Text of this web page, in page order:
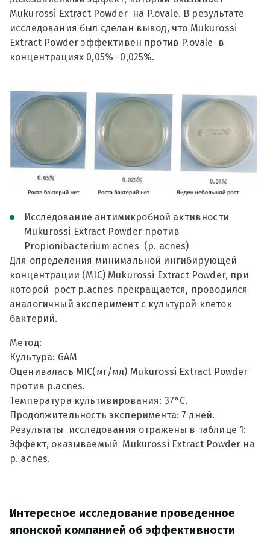
Mukurossi Extract Powder на P.ovale. В результате
исследования был сделан вывод, что Mukurossi
Extract Powder эффективен против P.ovale в
концентрациях 0,05% -0,025%.
Исследование антимикробной активности
Mukurossi Extract Powder против
Propionibacterium acnes (p. acnes)
Для определения минимальной ингибирующей
концентрации (MIC) Mukurossi Extract Powder, при
которой рост p.acnes прекращается, проводился
аналогичный эксперимент с культурой клеток
бактерий.
Метод:
Культура: GAM
Оценивалась MIC(мг/мл) Mukurossi Extract Powder
против p.acnes.
Температура культивирования: 37°C.
Продолжительность эксперимента: 7 дней.
Результаты исследования отражены в таблице 1:
Эффект, оказываемый Mukurossi Extract Powder на
p. acnes.
Интересное исследование проведенное
японской компанией об эффективности